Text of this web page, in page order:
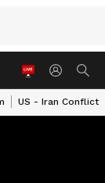
US - Iran Conflict